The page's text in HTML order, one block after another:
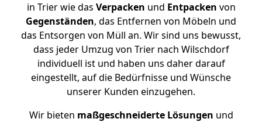
in Trier wie das Verpacken und Entpacken von
Gegenständen, das Entfernen von Möbeln und
das Entsorgen von Müll an. Wir sind uns bewusst,
dass jeder Umzug von Trier nach Wilschdorf
individuell ist und haben uns daher darauf
eingestellt, auf die Bedürfnisse und Wünsche
unserer Kunden einzugehen.
Wir bieten maßgeschneiderte Lösungen und